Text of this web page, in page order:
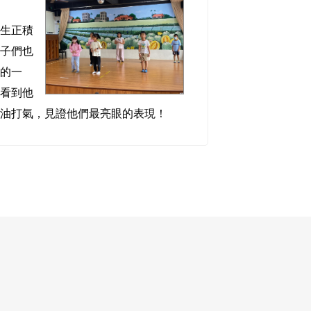
正積
們也
一
到他
打氣，見證他們最亮眼的表現！